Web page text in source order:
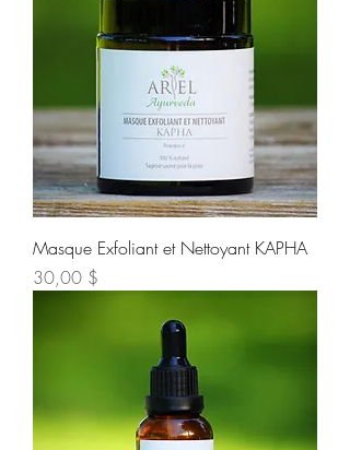
Masque Exfoliant et Nettoyant KAPHA
Prix
30,00 $